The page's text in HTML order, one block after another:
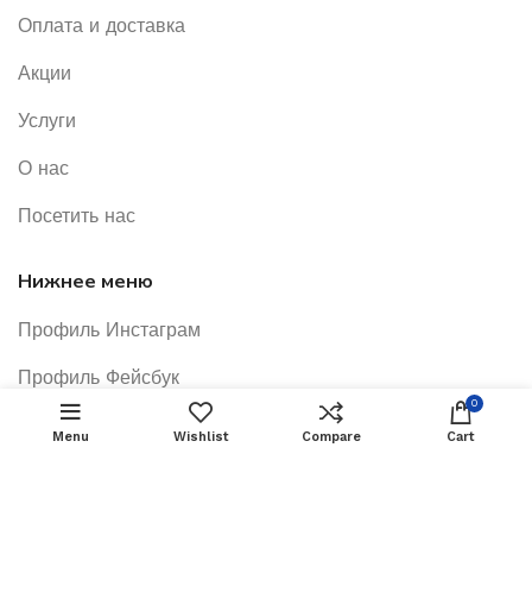
Оплата и доставка
Акции
Услуги
О нас
Посетить нас
Нижнее меню
Профиль Инстаграм
Профиль Фейсбук
Каталог
Menu Wishlist Compare
0
Cart